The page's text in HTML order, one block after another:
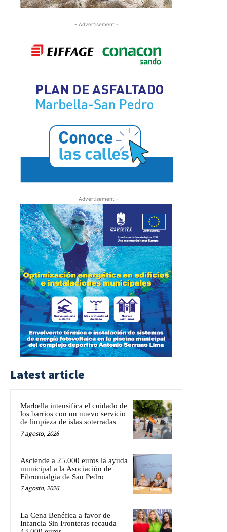
- Advertisement -
- Advertisement -
Latest article
Marbella intensifica el cuidado de
los barrios con un nuevo servicio
de limpieza de islas soterradas
7 agosto, 2026
Asciende a 25.000 euros la ayuda
municipal a la Asociación de
Fibromialgia de San Pedro
7 agosto, 2026
La Cena Benéfica a favor de
Infancia Sin Fronteras recauda